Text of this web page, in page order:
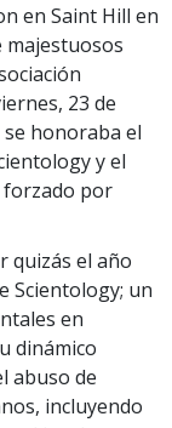
en Saint Hill en
majestuosos
23 de
honoraba el
y el
forzado por
quizás el año
Scientology; un
en
dinámico
abuso de
incluyendo